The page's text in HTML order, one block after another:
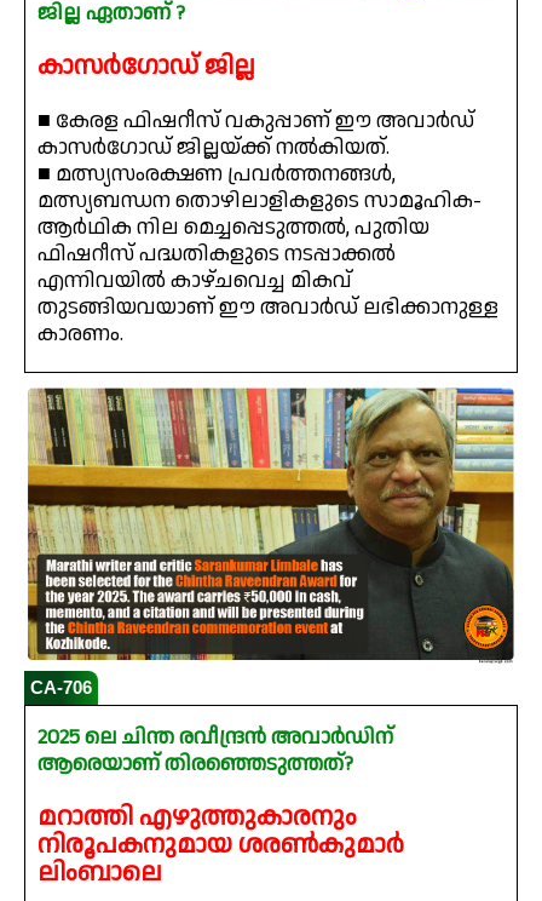
ജില്ല ഏതാണ് ?
കാസർഗോഡ് ജില്ല
■ കേരള ഫിഷറീസ് വകുപ്പാണ് ഈ അവാർഡ്
കാസർഗോഡ് ജില്ലയ്ക്ക് നൽകിയത്.
■ മത്സ്യസംരക്ഷണ പ്രവർത്തനങ്ങൾ,
മത്സ്യബന്ധന തൊഴിലാളികളുടെ സാമൂഹിക-
ആർഥിക നില മെച്ചപ്പെടുത്തൽ, പുതിയ
ഫിഷറീസ് പദ്ധതികളുടെ നടപ്പാക്കൽ
എന്നിവയിൽ കാഴ്ചവെച്ച മികവ്
തുടങ്ങിയവയാണ് ഈ അവാർഡ് ലഭിക്കാനുള്ള
കാരണം.
CA-706
2025 ലെ ചിന്ത രവീന്ദ്രൻ അവാർഡിന്
ആരെയാണ് തിരഞ്ഞെടുത്തത്?
മറാത്തി എഴുത്തുകാരനും
നിരൂപകനുമായ ശരൺകുമാർ
ലിംബാലെ